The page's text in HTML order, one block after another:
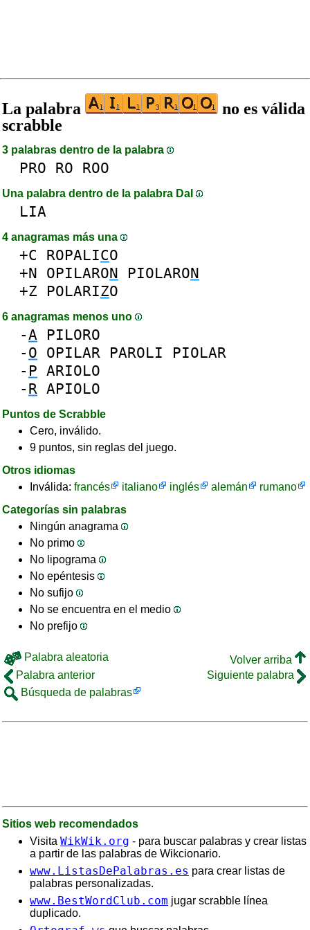
La palabra
no es válida
scrabble
3 palabras dentro de la palabra
PRO RO ROO
Una palabra dentro de la palabra DaI
LIA
4 anagramas más una
+C ROPALICO
+N OPILARON PIOLARON
+Z POLARIZO
6 anagramas menos uno
-A PILORO
- O OPILAR PAROLI
PIOLAR
- P ARIOLO
- R APIOLO
Puntos de Scrabble
Cero, inválido.
9 puntos, sin reglas del juego.
Otros idiomas
Inválida: francés italiano inglés alemán
rumano
Categorías sin palabras
Ningún anagrama
No primo
No lipograma
No epéntesis
No sufijo
No se encuentra en el medio
No prefijo
Palabra aleatoria
Volver arriba
Palabra anterior
Siguiente palabra
Búsqueda de palabras
Sitios web recomendados
Visita WikWik.org - para buscar palabras y crear listas
a partir de las palabras de Wikcionario.
www.ListasDePalabras.es para crear listas de
palabras personalizadas.
www.BestWordClub.com jugar scrabble línea
duplicado.